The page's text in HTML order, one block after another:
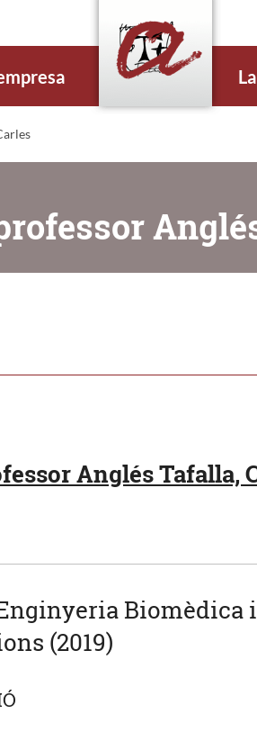
Anglés Tafalla,
Biomèdica
(2019)